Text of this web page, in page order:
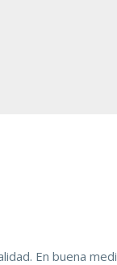
En buena